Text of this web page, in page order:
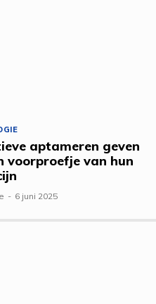
aptameren geven
voorproefje van hun
- 6 juni 2025